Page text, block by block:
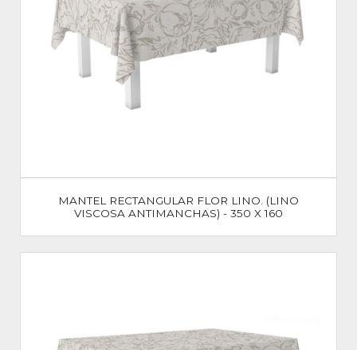
MANTEL RECTANGULAR FLOR LINO. (LINO
VISCOSA ANTIMANCHAS) - 350 X 160